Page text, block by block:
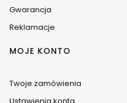
Gwarancja
Reklamacje
MOJE KONTO
Twoje zamówienia